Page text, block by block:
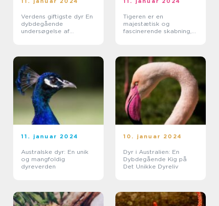
Verdens giftigste dyr En
dybdegående
undersøgelse af
Tigeren er en
majestætisk og
fascinerende skabning,
hele verden
11. januar 2024
Australske dyr: En unik
og mangfoldig
dyreverden
10. januar 2024
Dyr i Australien: En
Dybdegående Kig på
Det Unikke Dyreliv